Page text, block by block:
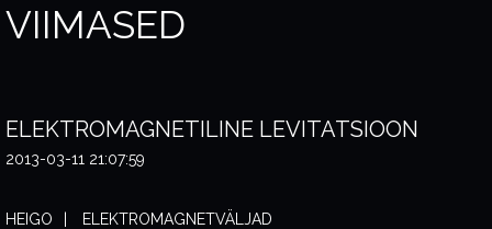
VIIMASED
ELEKTROMAGNETILINE LEVITATSIOON
2013-03-11 21:07:59
HEIGO ELEKTROMAGNETVÄLJAD